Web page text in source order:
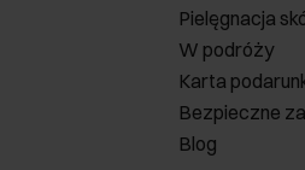
Pielęgnacja
W podróży
Karta
Bezpieczne
Blog